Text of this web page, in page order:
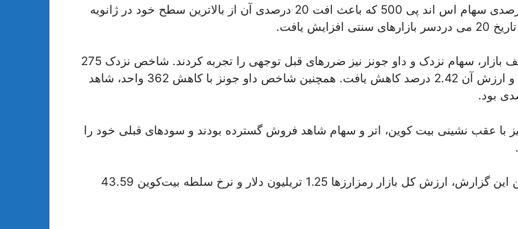
با افت 1.62 درصدی سهام اس اند پی 500 که باعث افت 20 درصدی آن از بالاترین سطح خود در ژانویه
در بحبوحه ضعف بازار، سهام نزدک و داو جونز نیز ضررهای قبل توجهی را تجربه کردند. شاخص نزدک 275
واحد افت کرد و ارزش آن 2.42 درصد کاهش یافت. همچنین شاخص داو جونز با کاهش 362 واحد، شاهد
با عقب نشینی بیت کوین، اتر و سهام شاهد فروش گسترده بودند و سودهای قبلی خود را
در زمان نوشتن این گزارش، ارزش کل بازار رمزارزها 1.25 تریلیون دلار و نرخ سلطه بیت‌کوین 43.59